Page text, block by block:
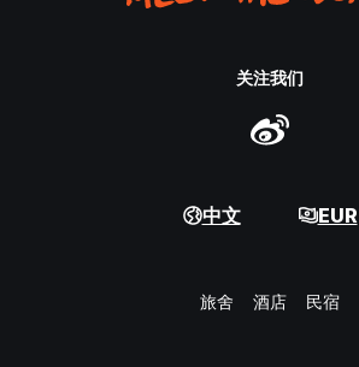
关注我们
中文 EUR
旅舍 酒店 民宿